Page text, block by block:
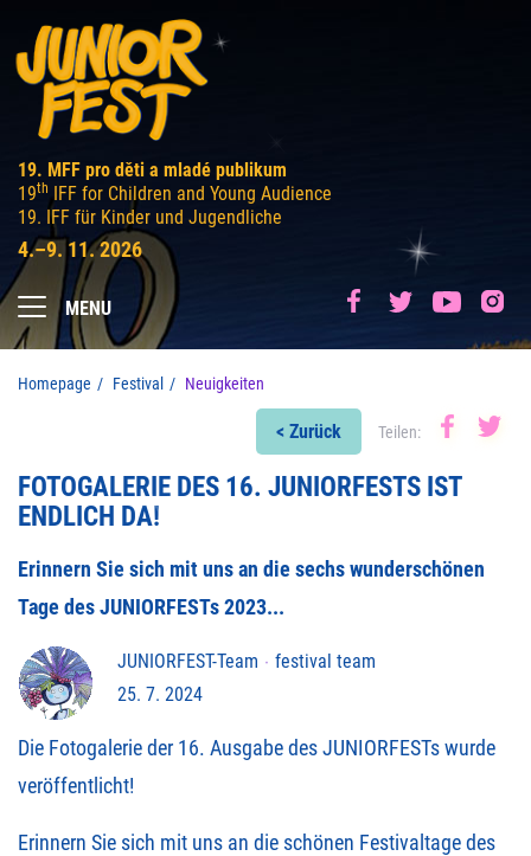
19. MFF pro děti a mladé publikum
19th IFF for Children and Young Audience
19. IFF für Kinder und Jugendliche
4.–9. 11. 2026
MENU
Homepage Festival Neuigkeiten
< Zurück Teilen:
FOTOGALERIE DES 16. JUNIORFESTS IST
ENDLICH DA!
Erinnern Sie sich mit uns an die sechs wunderschönen
Tage des JUNIORFESTs 2023...
JUNIORFEST-Team
festival team
25. 7. 2024
Die Fotogalerie der 16. Ausgabe des JUNIORFESTs wurde
veröffentlicht!
Erinnern Sie sich mit uns an die schönen Festivaltage des